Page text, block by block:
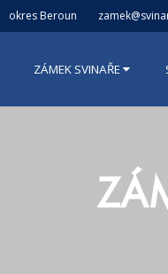
okres Beroun
ZÁMEK SVINAŘE